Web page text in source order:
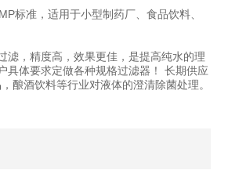
标准，适用于小型制药厂、食品饮料、
滤，精度高，效果更佳，是提高纯水的理
具体要求定做各种规格过滤器！ 长期供应
酿酒饮料等行业对液体的澄清除菌处理。